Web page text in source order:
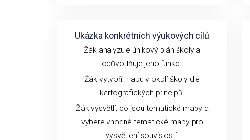
Ukázka konkrétních výukových cílů
Žák analyzuje únikový plán školy a
odůvodňuje jeho funkci.
Žák vytvoří mapu v okolí školy dle
kartografických principů.
Žák vysvětlí, co jsou tematické mapy a
vybere vhodné tematické mapy pro
vysvětlení souvislostí.